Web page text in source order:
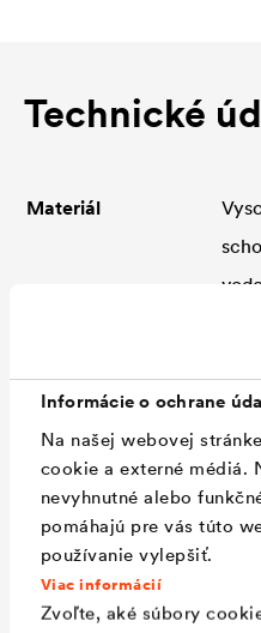
Informácie o ochrane
Na našej webovej
cookie a externé médiá.
nevyhnutné alebo
pomáhajú pre vás túto
používanie vylepšiť.
Viac informácií
Zvoľte, aké súbory
Technické
Materiál
Klasifikácia
Reakcia na oheň
Brandkennziffer
4.2,